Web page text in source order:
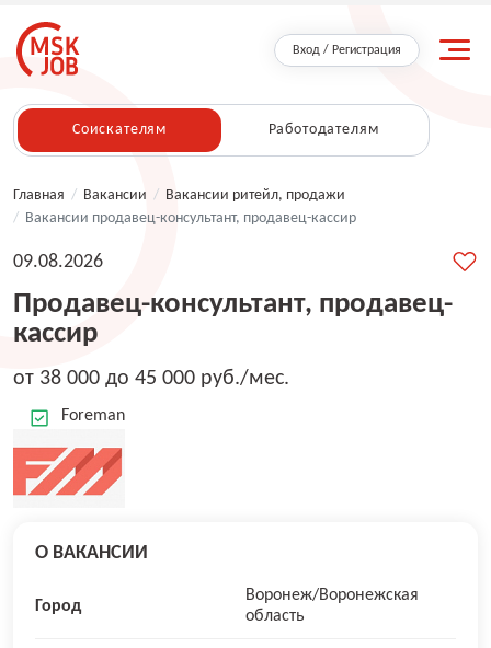
Вход / Регистрация
Соискателям Работодателям
Главная / Вакансии / Вакансии ритейл, продажи
/ Вакансии продавец-консультант, продавец-кассир
Продавец-консультант, продавец-
кассир
09.08.2026
от 38 000 до 45 000 руб./мес.
Foreman
О ВАКАНСИИ
Город
Воронеж/Воронежская
область